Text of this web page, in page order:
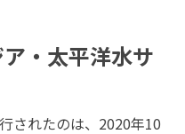
・太平洋水サ
されたのは、2020年10